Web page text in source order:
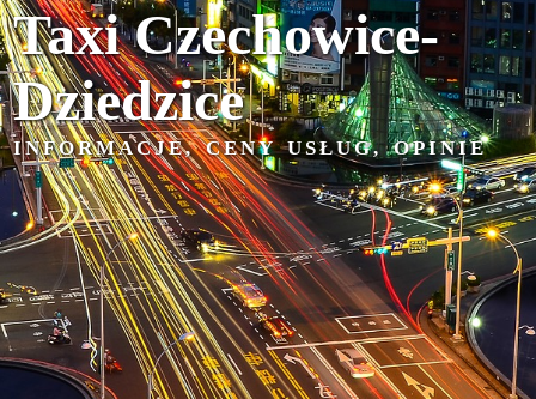
Taxi Czechowice-
Dziedzice
INFORMACJE, CENY USŁUG, OPINIE